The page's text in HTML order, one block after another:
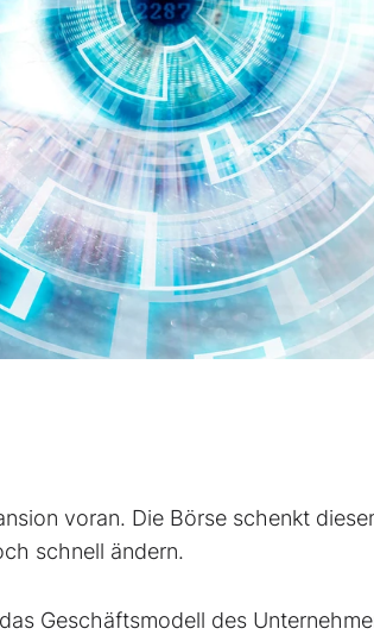
voran. Die Börse schenkt
schnell ändern.
Geschäftsmodell des